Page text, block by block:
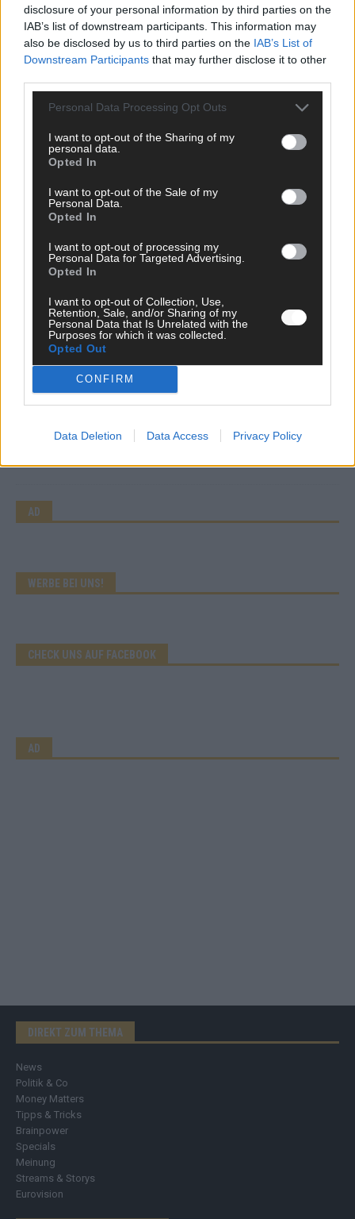
disclosure of your personal information by third parties on the
IAB’s list of downstream participants. This information may
also be disclosed by us to third parties on the IAB’s List of
Downstream Participants that may further disclose it to other
Personal Data Processing Opt Outs
I want to opt-out of the Sharing of my
personal data.
Opted In
I want to opt-out of the Sale of my
Personal Data.
Opted In
I want to opt-out of processing my
Personal Data for Targeted Advertising.
Opted In
I want to opt-out of Collection, Use,
Retention, Sale, and/or Sharing of my
Personal Data that Is Unrelated with the
Purposes for which it was collected.
Opted Out
CONFIRM
Data Deletion Data Access Privacy Policy
ESC-Finale morgen: Finnland Favorit, Australien
aufgestiegen – alle 25 Acts im Kurzcheck
Mai 2026
KOMMENTAR
JJ hat den Abend gerettet – der Rest des ESC-Halbfinales
war solide, aber kein Feuerwerk
ESC-Halbfinale 2: Das sagen die Wettquoten – vier sicher,
sechs zittern, einer chancenlos!
Mai 2026
KOMMENTAR
Wer zahlt, steht im Finale – ist das beim ESC wirklich fair?
Mai 2026
Abend in Bildern
AD
WERBE BEI UNS!
CHECK UNS AUF FACEBOOK
AD
DIREKT ZUM THEMA
News
Politik & Co
Money Matters
Tipps & Tricks
Brainpower
Specials
Meinung
Streams & Storys
Eurovision